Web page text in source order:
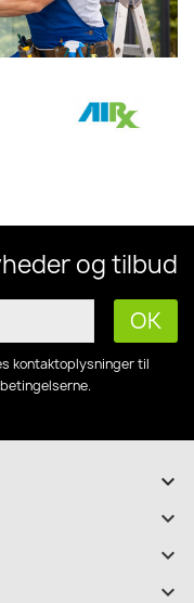
og tilbud
kontaktoplysninger til
keyboard_arrow_down


